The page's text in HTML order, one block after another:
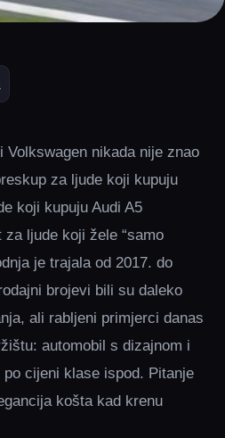
Volkswagen nikada nije znao
za ljude koji kupuju
koji kupuju Audi A5
ljude koji žele “samo
je trajala od 2017. do
brojevi bili su daleko
ali rabljeni primjerci danas
automobil s dizajnom i
cijeni klase ispod. Pitanje
košta kad krenu